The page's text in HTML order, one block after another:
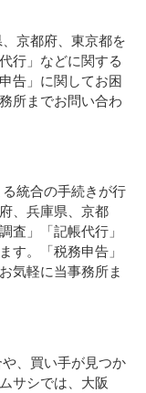
京都府、東京都を
行」などに関する
告」に関してお困
所までお問い合わ
統合の手続きが行
、兵庫県、京都
査」「記帳代行」
す。「税務申告」
気軽に当事務所ま
、買い手が見つか
サシでは、大阪